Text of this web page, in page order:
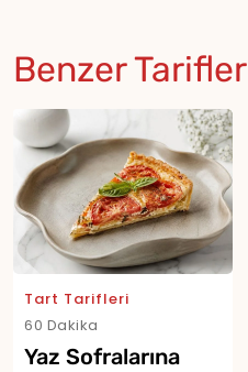
Benzer Tarifler
Tart Tarifleri
60 Dakika
Yaz Sofralarına